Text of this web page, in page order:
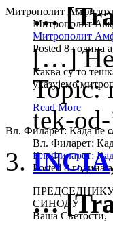
Митрополит
Митрополит
Митрополит
Posted 8 година
Каква су то
указујемо
Read More
Вл. Филарет: Када ће
Вл. Филарет:
Вл. Филарет:
Posted 8 година
СИНОДУ
Ваша Светости,
…
[…]
Topic:
tek-
INCIA
…